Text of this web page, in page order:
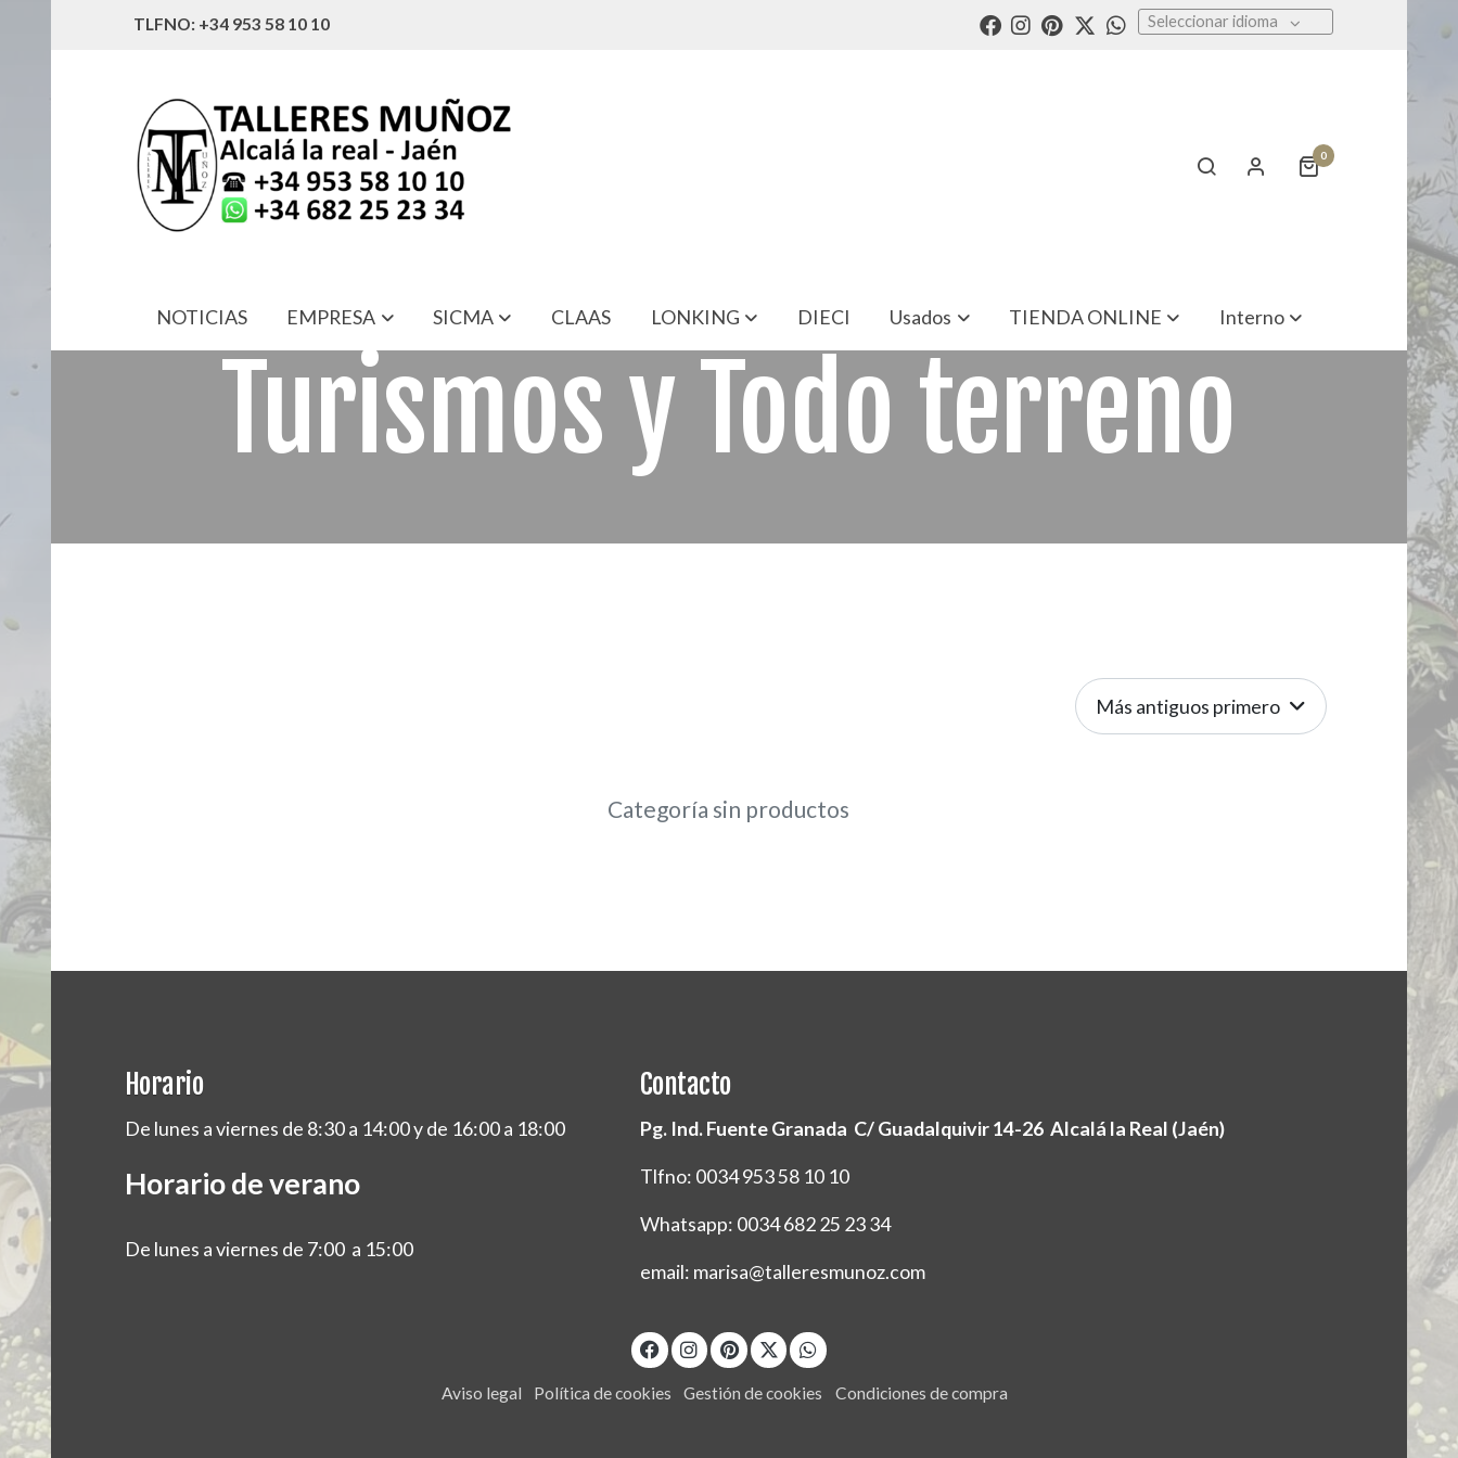
TLFNO: +34 953 58 10 10 Seleccionar idioma
0
NOTICIAS EMPRESA SICMA CLAAS LONKING DIECI Usados TIENDA ONLINE Interno
Turismos y Todo terreno
Más antiguos primero
Categoría sin productos
Horario
De lunes a viernes de 8:30 a 14:00 y de 16:00 a 18:00
Horario de verano
De lunes a viernes de 7:00 a 15:00
Contacto
Pg. Ind. Fuente Granada C/ Guadalquivir 14-26 Alcalá la Real (Jaén)
Tlfno: 0034 953 58 10 10
Whatsapp: 0034 682 25 23 34
email: marisa@talleresmunoz.com
Aviso legal Política de cookies Gestión de cookies Condiciones de compra